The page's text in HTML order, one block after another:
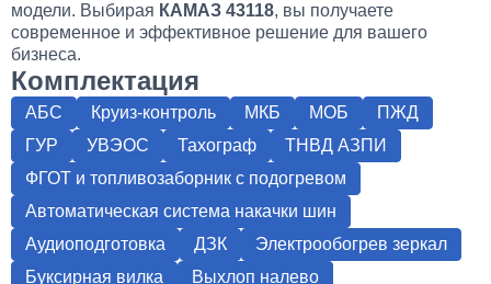
модели. Выбирая КАМАЗ 43118, вы получаете
современное и эффективное решение для вашего
бизнеса.
Комплектация
АБС Круиз-контроль МКБ МОБ
ПЖД
ГУР
УВЭОС Тахограф
ТНВД АЗПИ
ФГОТ и топливозаборник с подогревом
Автоматическая система накачки шин
Аудиоподготовка
ДЗК
Электрообогрев зеркал
Буксирная вилка
Выхлоп налево